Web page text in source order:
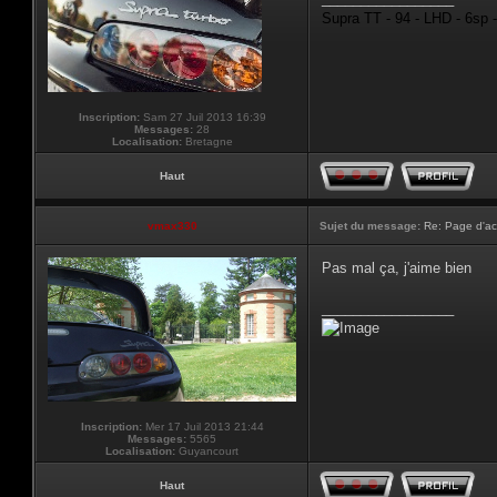
Inscription:Sam 27 Juil 2013 16:39
Messages: 28
Localisation:Bretagne
Supra TT - 94 - LHD - 6sp
Haut
vmax330 Sujet du message: Re: Page
Inscription:Mer 17 Juil 2013 21:44
Messages: 5565
Localisation: Guyancourt
Pas mal ça, j'aime bien
Haut